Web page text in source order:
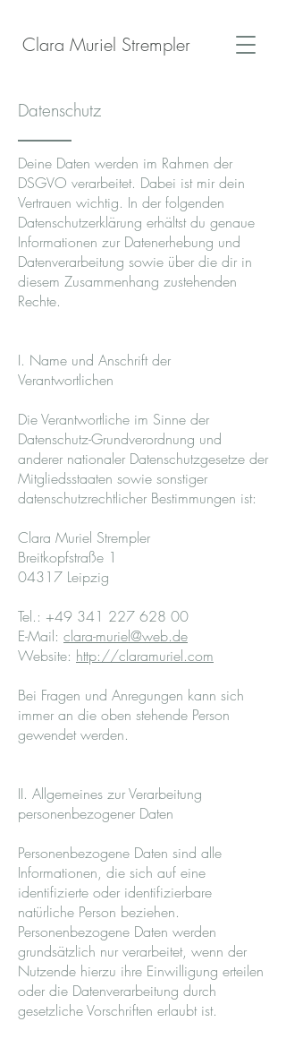
Clara Muriel Strempler
Datenschutz
Deine Daten werden im Rahmen der
DSGVO verarbeitet. Dabei ist mir dein
Vertrauen wichtig. In der folgenden
Datenschutzerklärung erhältst du genaue
Informationen zur Datenerhebung und
Datenverarbeitung sowie über die dir in
diesem Zusammenhang zustehenden
Rechte.
I. Name und Anschrift der
Verantwortlichen
Die Verantwortliche im Sinne der
Datenschutz-Grundverordnung und
anderer nationaler Datenschutzgesetze der
Mitgliedsstaaten sowie sonstiger
datenschutzrechtlicher Bestimmungen ist:
Clara Muriel Strempler
Breitkopfstraße 1
04317 Leipzig
Tel.: +49 341 227 628 00
E-Mail: clara-muriel@web.de
Website: http://claramuriel.com
Bei Fragen und Anregungen kann sich
immer an die oben stehende Person
gewendet werden.
II. Allgemeines zur Verarbeitung
personenbezogener Daten
Personenbezogene Daten sind alle
Informationen, die sich auf eine
identifizierte oder identifizierbare
natürliche Person beziehen.
Personenbezogene Daten werden
grundsätzlich nur verarbeitet, wenn der
Nutzende hierzu ihre Einwilligung erteilen
oder die Datenverarbeitung durch
gesetzliche Vorschriften erlaubt ist.